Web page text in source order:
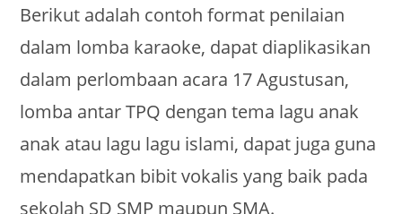
Berikut adalah contoh format penilaian
dalam lomba karaoke, dapat diaplikasikan
dalam perlombaan acara 17 Agustusan,
lomba antar TPQ dengan tema lagu anak
anak atau lagu lagu islami, dapat juga guna
mendapatkan bibit vokalis yang baik pada
sekolah SD SMP maupun SMA.